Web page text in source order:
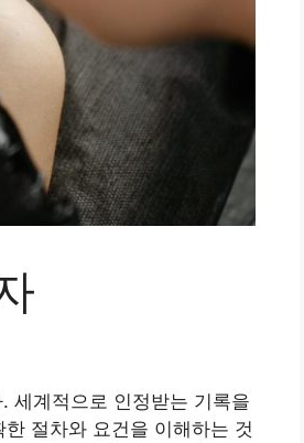
세계적으로 인정받는 기록을
절차와 요건을 이해하는 것